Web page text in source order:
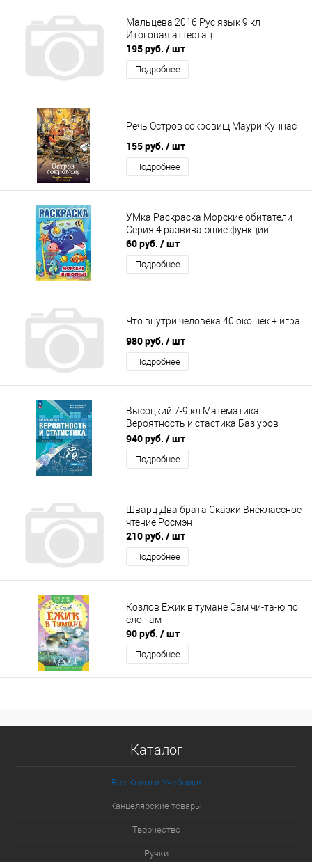
Мальцева 2016 Рус язык 9 кл
Итоговая аттестац
195 руб. / шт
Подробнее
Речь Остров сокровищ Маури Куннас
155 руб. / шт
Подробнее
УМка Раскраска Морские обитатели
Серия 4 развивающие функции
60 руб. / шт
Подробнее
Что внутри человека 40 окошек + игра
980 руб. / шт
Подробнее
Высоцкий 7-9 кл.Математика.
Вероятность и стастика Баз уров
Часть 1
940 руб. / шт
Подробнее
Шварц Два брата Сказки Внеклассное
чтение Росмэн
210 руб. / шт
Подробнее
Козлов Ежик в тумане Сам чи-та-ю по
сло-гам
90 руб. / шт
Подробнее
Каталог
Все Книги и Учебники
Канцелярские товары
Творчество
Ручки